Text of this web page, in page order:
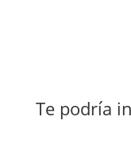
Te podría